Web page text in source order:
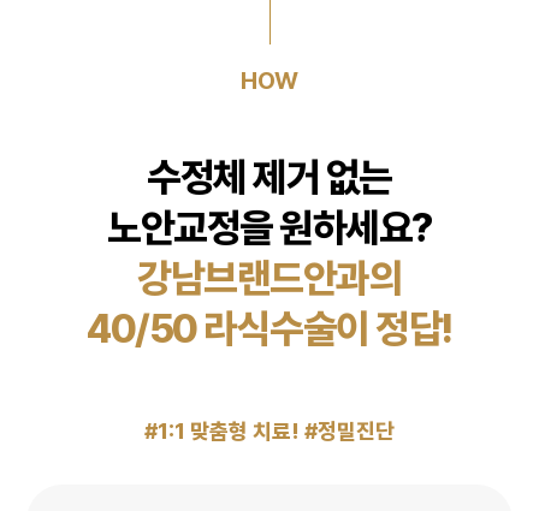
HOW
수정체 제거 없는
노안교정을 원하세요?
강남브랜드안과의
40/50 라식수술이 정답!
#1:1 맞춤형 치료! #정밀진단